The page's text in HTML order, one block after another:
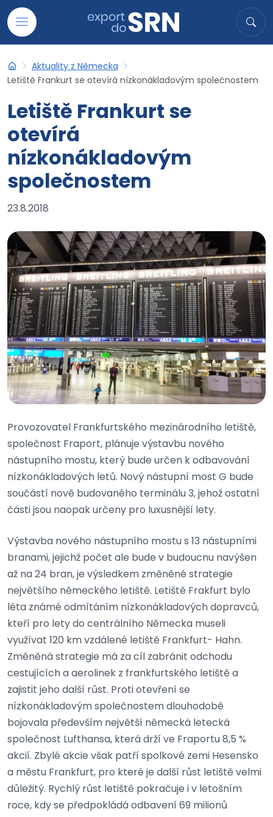
Přejít na obsah
Hledat
Export do SRN
Aktuality z Německa
Letiště Frankurt se otevírá nízkonákladovým společnostem
Letiště Frankurt se
otevírá
nízkonákladovým
společnostem
23.8.2018
Provozovatel Frankfurtského mezinárodního letiště,
společnost Fraport, plánuje výstavbu nového
nástupního mostu, který bude určen k odbavování
nízkonákladových letů. Nový nástupní most G bude
součástí nově budovaného terminálu 3, jehož ostatní
části jsou naopak určeny pro luxusnější lety.
Výstavba nového nástupního mostu s 13 nástupními
branami, jejichž počet ale bude v budoucnu navýšen
až na 24 bran, je výsledkem změněné strategie
největšího německého letiště. Letiště Frakfurt bylo
léta známé odmítáním nízkonákladových dopravců,
kteří pro lety do centrálního Německa museli
využívat 120 km vzdálené letiště Frankfurt- Hahn.
Změněná strategie má za cíl zabránit odchodu
cestujících a aerolinek z frankfurtského letiště a
zajistit jeho další růst. Proti otevření se
nízkonákladovým společnostem dlouhodobě
bojovala především největší německá letecká
společnost Lufthansa, která drží ve Fraportu 8,5 %
akcií. Zbylé akcie však patří spolkové zemi Hesensko
a městu Frankfurt, pro které je další růst letiště velmi
důležitý. Rychlý růst letiště pokračuje i v letošním
roce, kdy se předpokládá odbavení 69 milionů